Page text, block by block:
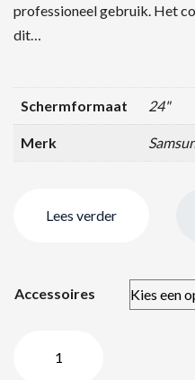
professioneel gebruik. Het
dit…
Schermformaat 24"
Merk
Lees verder
Accessoires
QB24R-